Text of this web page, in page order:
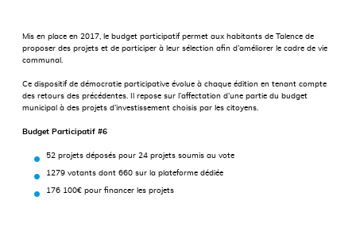
Mis en place en 2017, le budget participatif permet aux habitants de Talence de
proposer des projets et de participer à leur sélection afin d’améliorer le cadre de vie
communal.
Ce dispositif de démocratie participative évolue à chaque édition en tenant compte
des retours des précédentes. Il repose sur l’affectation d’une partie du budget
municipal à des projets d’investissement choisis par les citoyens.
Budget Participatif #6
52 projets déposés pour 24 projets soumis au vote
1279 votants dont 660 sur la plateforme dédiée
176 100€ pour financer les projets